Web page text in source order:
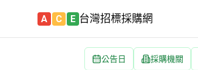
A C E 台灣招標採購網
公告日 採購機關